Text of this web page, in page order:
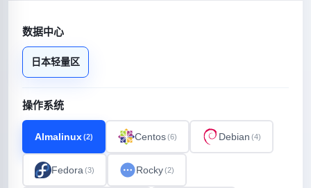
数据中心
日本轻量区
操作系统
Almalinux(2) Centos(6) Debian (4)
Fedora (3) Rocky(2)